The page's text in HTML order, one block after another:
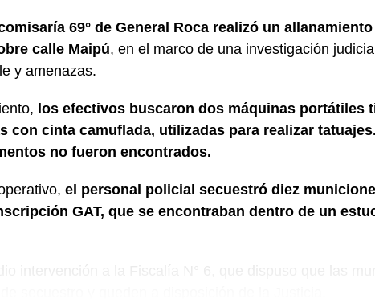
69° de General Roca realizó un
calle Maipú, en el marco de una investigación
y amenazas.
los efectivos buscaron dos máquinas portátiles
con cinta camuflada, utilizadas para realizar
no fueron encontrados.
el personal policial secuestró diez
GAT, que se encontraban dentro de un